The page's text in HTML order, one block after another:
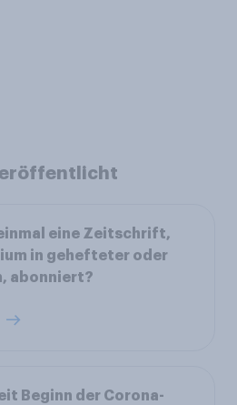
eine Zeitschrift,
in gehefteter oder
abonniert?
Beginn der Corona-